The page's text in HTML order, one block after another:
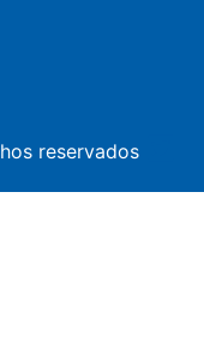
reservados